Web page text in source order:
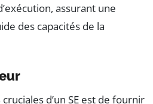
assurant une
des capacités de la
d’un SE est de fournir